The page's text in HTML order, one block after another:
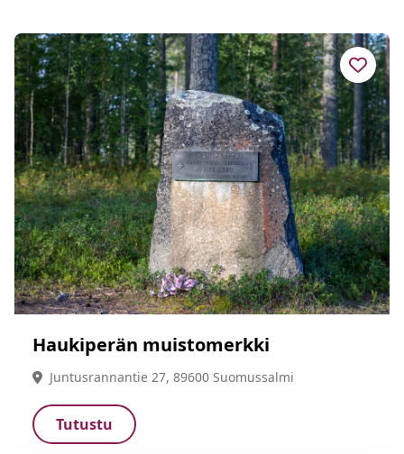
Haukiperän muistomerkki
Juntusrannantie 27, 89600 Suomussalmi
Tutustu